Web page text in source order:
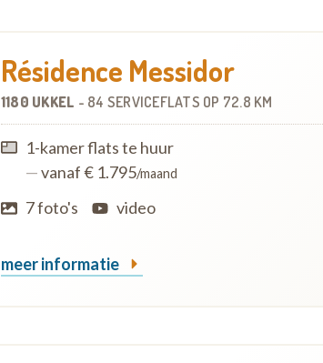
Résidence Messidor
1180 UKKEL - 84 SERVICEFLATS OP 72.8 KM
1-kamer flats te huur
—vanaf € 1.795/maand
7 foto's video
meer informatie